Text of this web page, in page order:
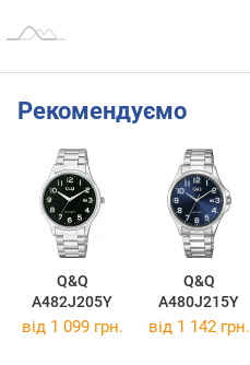
Рекомендуємо
Q&Q
A482J205Y
Q&Q
A480J215Y
від 1 099 грн. від 1 142 грн.